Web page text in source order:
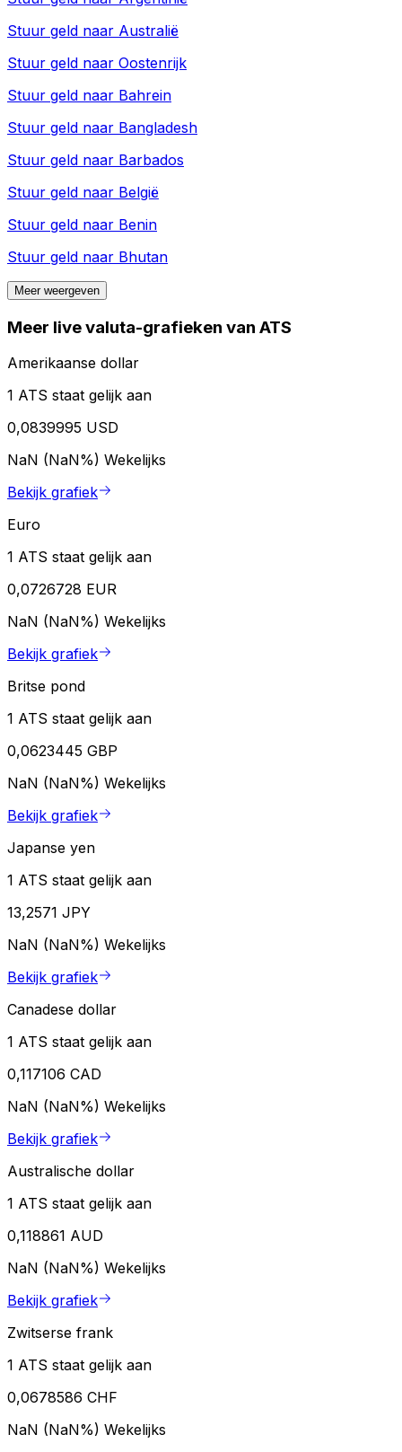
Stuur geld naar Australië
Stuur geld naar Oostenrijk
Stuur geld naar Bahrein
Stuur geld naar Bangladesh
Stuur geld naar Barbados
Stuur geld naar België
Stuur geld naar Benin
Stuur geld naar Bhutan
Meer weergeven
Meer live valuta-grafieken van ATS
Amerikaanse dollar
1 ATS staat gelijk aan
0,0839995 USD
NaN (NaN%) Wekelijks
Bekijk grafiek
Euro
1 ATS staat gelijk aan
0,0726728 EUR
NaN (NaN%) Wekelijks
Bekijk grafiek
Britse pond
1 ATS staat gelijk aan
0,0623445 GBP
NaN (NaN%) Wekelijks
Bekijk grafiek
Japanse yen
1 ATS staat gelijk aan
13,2571 JPY
NaN (NaN%) Wekelijks
Bekijk grafiek
Canadese dollar
1 ATS staat gelijk aan
0,117106 CAD
NaN (NaN%) Wekelijks
Bekijk grafiek
Australische dollar
1 ATS staat gelijk aan
0,118861 AUD
NaN (NaN%) Wekelijks
Bekijk grafiek
Zwitserse frank
1 ATS staat gelijk aan
0,0678586 CHF
NaN (NaN%) Wekelijks